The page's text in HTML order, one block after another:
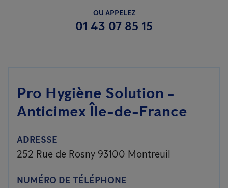
OU APPELEZ
01 43 07 85 15
Pro Hygiène Solution -
Anticimex Île-de-France
ADRESSE
252 Rue de Rosny 93100 Montreuil
NUMÉRO DE TÉLÉPHONE